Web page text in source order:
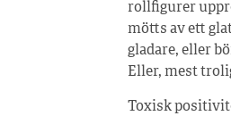
rollfigurer
mötts av ett
gladare, eller
Eller, mest
Toxisk